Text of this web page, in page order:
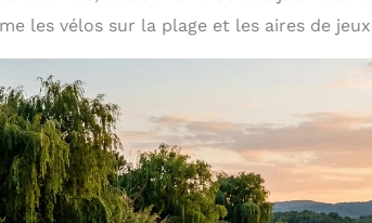
les vélos sur la plage et les aires de